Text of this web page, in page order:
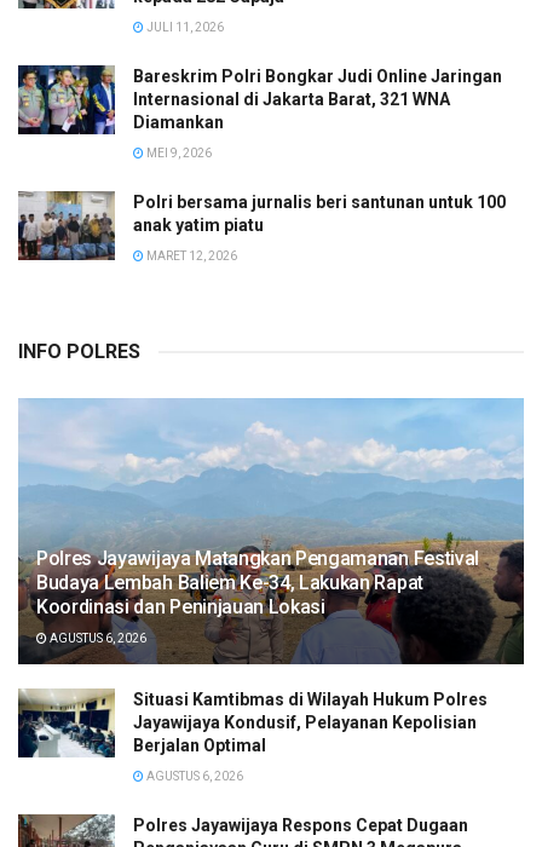
JULI 11, 2026
Bareskrim Polri Bongkar Judi Online Jaringan
Internasional di Jakarta Barat, 321 WNA
Diamankan
MEI 9, 2026
Polri bersama jurnalis beri santunan untuk 100
anak yatim piatu
MARET 12, 2026
INFO POLRES
Polres Jayawijaya Matangkan Pengamanan Festival
Budaya Lembah Baliem Ke-34, Lakukan Rapat
Koordinasi dan Peninjauan Lokasi
AGUSTUS 6, 2026
Situasi Kamtibmas di Wilayah Hukum Polres
Jayawijaya Kondusif, Pelayanan Kepolisian
Berjalan Optimal
AGUSTUS 6, 2026
Polres Jayawijaya Respons Cepat Dugaan